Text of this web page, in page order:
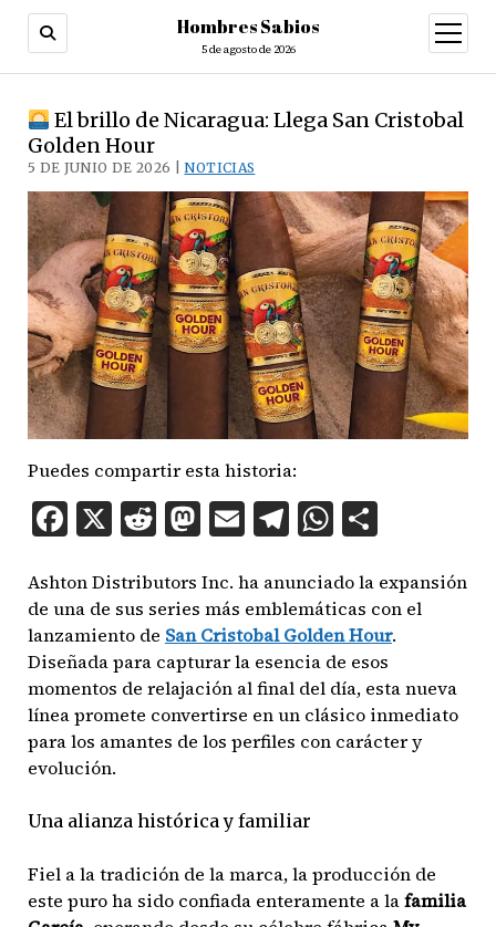
Hombres Sabios
5 de agosto de 2026
abrir
menú
El brillo de Nicaragua: Llega San Cristobal
Golden Hour
5 DE JUNIO DE 2026 |NOTICIAS
Puedes compartir esta historia:
Facebook
X Reddit
Mastodon
EmailTelegram
Ashton Distributors Inc. ha anunciado la expansión
de una de sus series más emblemáticas con el
lanzamiento de San Cristobal Golden Hour.
Diseñada para capturar la esencia de esos
momentos de relajación al final del día, esta nueva
línea promete convertirse en un clásico inmediato
para los amantes de los perfiles con carácter y
evolución.
Una alianza histórica y familiar
Fiel a la tradición de la marca, la producción de
este puro ha sido confiada enteramente a lafamilia